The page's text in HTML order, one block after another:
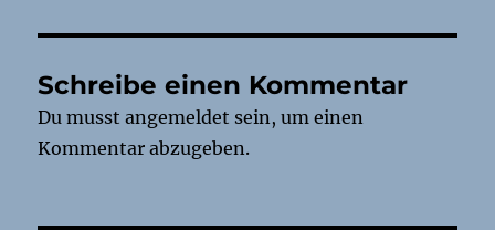
Schreibe einen Kommentar
Du musstangemeldet sein, um einen
Kommentar abzugeben.